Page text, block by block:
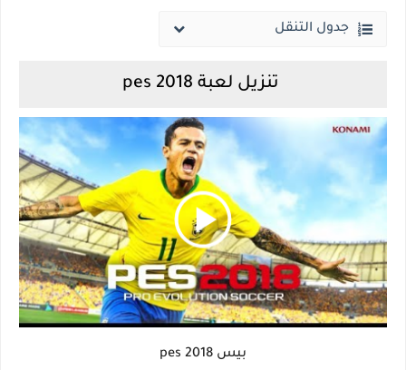
جدول التنقل
تنزيل لعبة pes 2018
بيس 2018 pes